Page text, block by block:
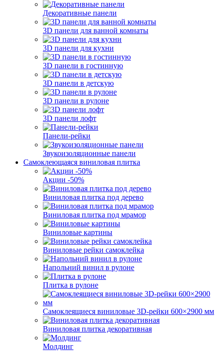
Декоративные панели
3D панели для ванной комнаты
3D панели для кухни
3D панели в гостинную
3D панели в детскую
3D панели в рулоне
3D панели лофт
Панели-рейки
Звукоизоляционные панели
Самоклеющаяся виниловая плитка
Акции -50%
Виниловая плитка под дерево
Виниловая плитка под мрамор
Виниловые картины
Виниловые рейки самоклейка
Напольний винил в рулоне
Плитка в рулоне
Самоклеящиеся виниловые 3D‑рейки 600×2900 мм
Виниловая плитка декоративная
Молдинг